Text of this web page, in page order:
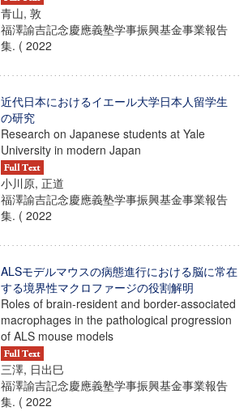
青山, 敦
福澤諭吉記念慶應義塾学事振興基金事業報告
集. ( 2022
近代日本におけるイエール大学日本人留学生
の研究
Research on Japanese students at Yale
University in modern Japan
小川原, 正道
福澤諭吉記念慶應義塾学事振興基金事業報告
集. ( 2022
ALSモデルマウスの病態進行における脳に常在
する境界性マクロファージの役割解明
Roles of brain-resident and border-associated
macrophages in the pathological progression
of ALS mouse models
三澤, 日出巳
福澤諭吉記念慶應義塾学事振興基金事業報告
集. ( 2022